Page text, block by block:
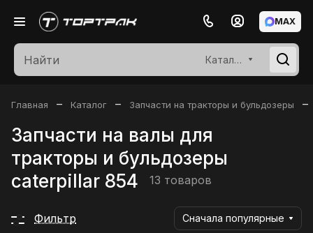
Каталог
MAX
Главная – Каталог – Запчасти на тракторы и бульдозеры –
Запчасти на валы для
тракторы и бульдозеры
caterpillar 854
13 товаров
Фильтр Сначала популярные